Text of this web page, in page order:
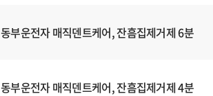
동부운전자 매직덴트케어, 잔흠집제거제 6분
동부운전자 매직덴트케어, 잔흠집제거제 4분